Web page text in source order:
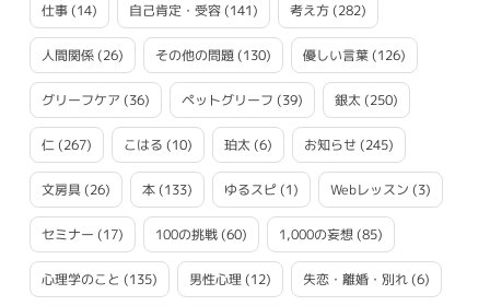
仕事(14) 自己肯定・受容(141) 考え方(282)
人間関係(26) その他の問題(130) 優しい言葉(126)
グリーフケア (36) ペットグリーフ (39) 銀太 (250)
仁(267) こはる (10) 珀太 (6) お知らせ (245)
文房具(26) 本(133) ゆるスピ(1) Webレッスン (3)
セミナー (17) 100の挑戦(60) 1,000の妄想(85)
心理学のこと (135) 男性心理(12) 失恋・離婚・別れ(6)